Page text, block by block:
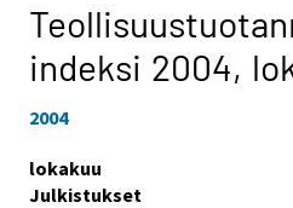
indeksi 2004,
2004
lokakuu
Julkistukset